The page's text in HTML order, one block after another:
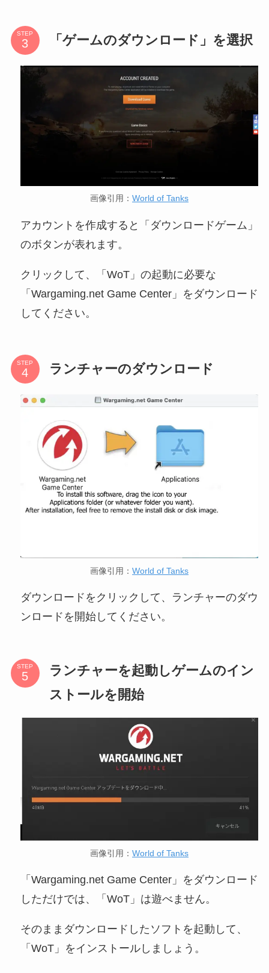
STEP 「ゲームのダウンロード」を選択
画像引用： World of Tanks
アカウントを作成すると「ダウンロードゲーム」
のボタンが表れます。
クリックして、「WoT」の起動に必要な
「Wargaming.net Game Center」をダウンロード
してください。
STEP ランチャーのダウンロード
画像引用： World of Tanks
ダウンロードをクリックして、ランチャーのダウ
ンロードを開始してください。
STEP
ランチャーを起動しゲームのイン
ストールを開始
画像引用： World of Tanks
「Wargaming.net Game Center」をダウンロード
しただけでは、「WoT」は遊べません。
そのままダウンロードしたソフトを起動して、
「WoT」をインストールしましょう。